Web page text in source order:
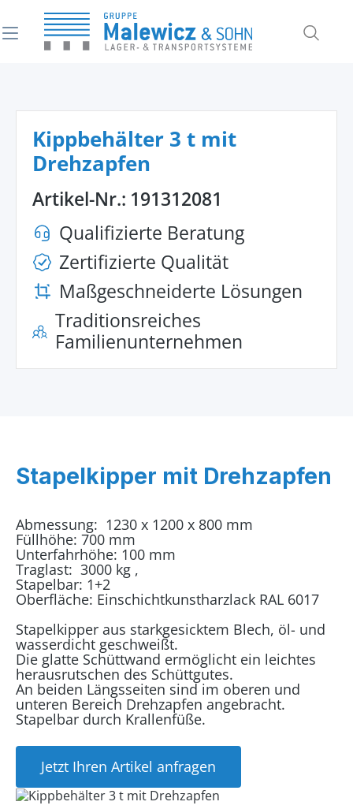
springen
Kippbehälter 3 t mit
Drehzapfen
Artikel-Nr.: 191312081
Qualifizierte Beratung
Zertifizierte Qualität
Maßgeschneiderte Lösungen
Traditionsreiches
Familienunternehmen
Stapelkipper mit Drehzapfen
Abmessung: 1230 x 1200 x 800 mm
Füllhöhe: 700 mm
Unterfahrhöhe: 100 mm
Traglast: 3000 kg ,
Stapelbar: 1+2
Oberfläche: Einschichtkunstharzlack RAL 6017
Stapelkipper aus starkgesicktem Blech, öl- und
wasserdicht geschweißt.
Die glatte Schüttwand ermöglicht ein leichtes
herausrutschen des Schüttgutes.
An beiden Längsseiten sind im oberen und
unteren Bereich Drehzapfen angebracht.
Stapelbar durch Krallenfüße.
Jetzt Ihren Artikel anfragen